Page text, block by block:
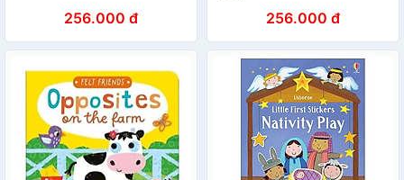
256.000 đ 256.000 đ